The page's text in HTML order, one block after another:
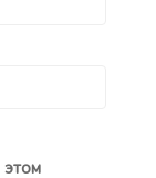
этом